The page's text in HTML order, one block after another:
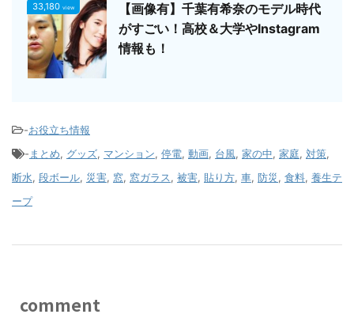
33,180 view
【画像有】千葉有希奈のモデル時代
がすごい！高校＆大学やInstagram
情報も！
-お役立ち情報
- まとめ, グッズ, マンション, 停電, 動画, 台風, 家の中, 家庭, 対策,
断水, 段ボール, 災害, 窓, 窓ガラス, 被害, 貼り方, 車, 防災, 食料, 養生テ
ープ
comment